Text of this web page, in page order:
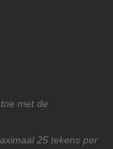
met de
25 tekens per